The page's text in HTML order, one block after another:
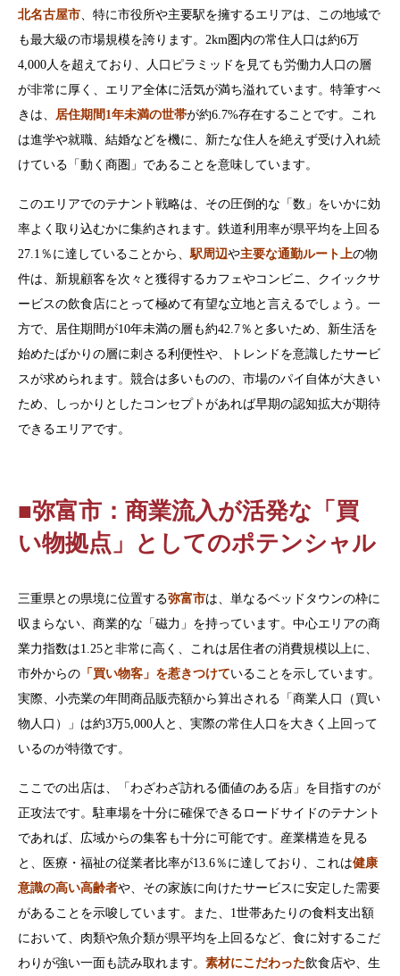
北名古屋市、特に市役所や主要駅を擁するエリアは、この地域で
も最大級の市場規模を誇ります。2km圏内の常住人口は約6万
4,000人を超えており、人口ピラミッドを見ても労働力人口の層
が非常に厚く、エリア全体に活気が満ち溢れています。特筆すべ
きは、 居住期間1年未満の世帯が約6.7%存在することです。これ
は進学や就職、結婚などを機に、新たな住人を絶えず受け入れ続
けている「動く商圏」であることを意味しています。
このエリアでのテナント戦略は、その圧倒的な「数」をいかに効
率よく取り込むかに集約されます。鉄道利用率が県平均を上回る
27.1％に達していることから、駅周辺や主要な通勤ルート上の物
件は、新規顧客を次々と獲得するカフェやコンビニ、クイックサ
ービスの飲食店にとって極めて有望な立地と言えるでしょう。一
方で、居住期間が10年未満の層も約42.7％と多いため、新生活を
始めたばかりの層に刺さる利便性や、トレンドを意識したサービ
スが求められます。競合は多いものの、市場のパイ自体が大きい
ため、しっかりとしたコンセプトがあれば早期の認知拡大が期待
できるエリアです。
■弥富市：商業流入が活発な「買
い物拠点」としてのポテンシャル
三重県との県境に位置する弥富市は、単なるベッドタウンの枠に
収まらない、商業的な「磁力」を持っています。中心エリアの商
業力指数は1.25と非常に高く、これは居住者の消費規模以上に、
市外からの 「買い物客」を惹きつけていることを示しています。
実際、小売業の年間商品販売額から算出される「商業人口（買い
物人口）」は約3万5,000人と、実際の常住人口を大きく上回って
いるのが特徴です。
ここでの出店は、「わざわざ訪れる価値のある店」を目指すのが
正攻法です。駐車場を十分に確保できるロードサイドのテナント
であれば、広域からの集客も十分に可能です。産業構造を見る
と、医療・福祉の従業者比率が13.6％に達しており、これは健康
意識の高い高齢者や、その家族に向けたサービスに安定した需要
があることを示唆しています。また、1世帯あたりの食料支出額
において、肉類や魚介類が県平均を上回るなど、食に対するこだ
わりが強い一面も読み取れます。 素材にこだわった飲食店や、生